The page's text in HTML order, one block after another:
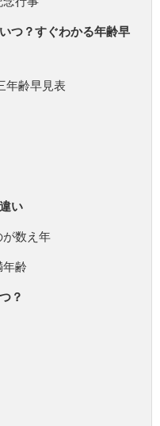
つ？すぐわかる年齢早
年齢早見表
い
が数え年
年齢
？